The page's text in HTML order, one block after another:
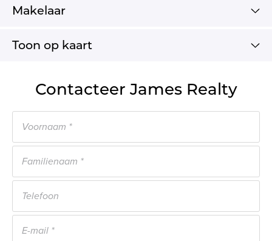
Makelaar
Toon op kaart
Contacteer James Realty